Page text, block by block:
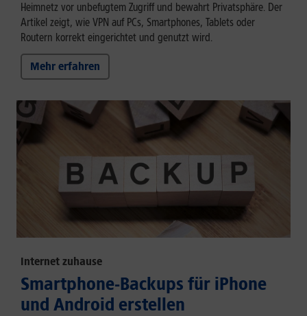
Heimnetz vor unbefugtem Zugriff und bewahrt Privatsphäre. Der
Artikel zeigt, wie VPN auf PCs, Smartphones, Tablets oder
Routern korrekt eingerichtet und genutzt wird.
Mehr erfahren
Internet zuhause
Smartphone-Backups für iPhone
und Android erstellen